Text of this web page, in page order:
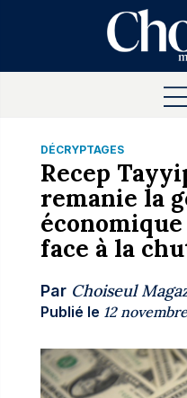
DÉCRYPTAGES
Recep
remanie la
face à la
Par Choiseul
Publié le 12